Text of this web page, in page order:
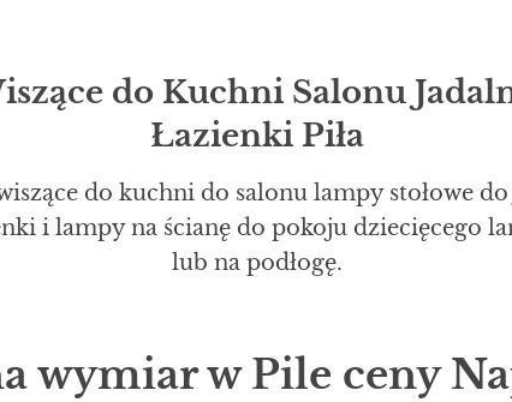
do Kuchni Salonu
Łazienki Piła
do kuchni do salonu lampy stołowe
i lampy na ścianę do pokoju dziecięcego
lub na podłogę.
wymiar w Pile ceny